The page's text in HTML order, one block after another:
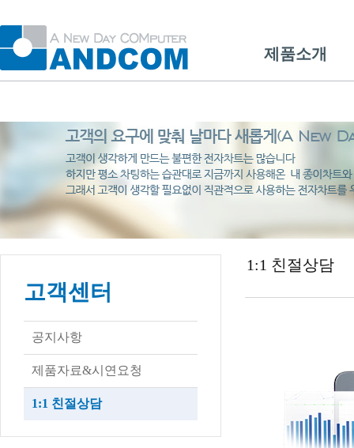
제품소개
고객센터
공지사항
제품자료&시연요청
1:1 친절상담
1:1 친절상담